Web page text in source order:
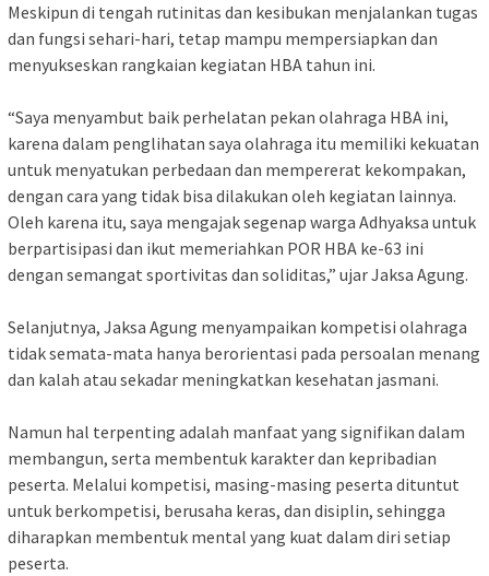
Meskipun di tengah rutinitas dan kesibukan menjalankan tugas
dan fungsi sehari-hari, tetap mampu mempersiapkan dan
menyukseskan rangkaian kegiatan HBA tahun ini.
“Saya menyambut baik perhelatan pekan olahraga HBA ini,
karena dalam penglihatan saya olahraga itu memiliki kekuatan
untuk menyatukan perbedaan dan mempererat kekompakan,
dengan cara yang tidak bisa dilakukan oleh kegiatan lainnya.
Oleh karena itu, saya mengajak segenap warga Adhyaksa untuk
berpartisipasi dan ikut memeriahkan POR HBA ke-63 ini
dengan semangat sportivitas dan soliditas,” ujar Jaksa Agung.
Selanjutnya, Jaksa Agung menyampaikan kompetisi olahraga
tidak semata-mata hanya berorientasi pada persoalan menang
dan kalah atau sekadar meningkatkan kesehatan jasmani.
Namun hal terpenting adalah manfaat yang signifikan dalam
membangun, serta membentuk karakter dan kepribadian
peserta. Melalui kompetisi, masing-masing peserta dituntut
untuk berkompetisi, berusaha keras, dan disiplin, sehingga
diharapkan membentuk mental yang kuat dalam diri setiap
peserta.